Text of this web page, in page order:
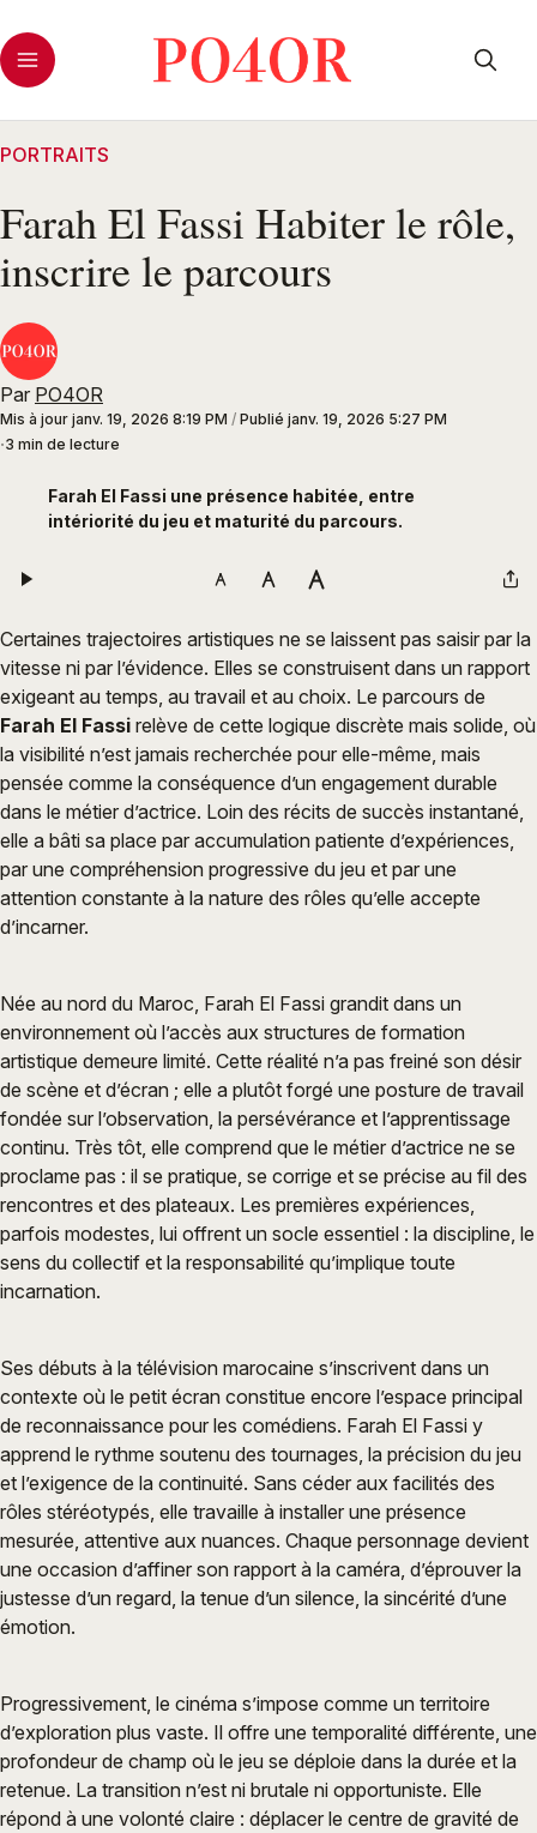
PORTRAITS
Farah El Fassi Habiter le rôle,
inscrire le parcours
Par PO4OR
Mis à jour janv. 19, 2026 8:19 PM / Publié janv. 19, 2026 5:27 PM
3 min de lecture
Farah El Fassi une présence habitée, entre
intériorité du jeu et maturité du parcours.
Certaines trajectoires artistiques ne se laissent pas saisir par la
vitesse ni par l’évidence. Elles se construisent dans un rapport
exigeant au temps, au travail et au choix. Le parcours de
Farah El Fassi relève de cette logique discrète mais solide, où
la visibilité n’est jamais recherchée pour elle-même, mais
pensée comme la conséquence d’un engagement durable
dans le métier d’actrice. Loin des récits de succès instantané,
elle a bâti sa place par accumulation patiente d’expériences,
par une compréhension progressive du jeu et par une
attention constante à la nature des rôles qu’elle accepte
d’incarner.
Née au nord du Maroc, Farah El Fassi grandit dans un
environnement où l’accès aux structures de formation
artistique demeure limité. Cette réalité n’a pas freiné son désir
de scène et d’écran ; elle a plutôt forgé une posture de travail
fondée sur l’observation, la persévérance et l’apprentissage
continu. Très tôt, elle comprend que le métier d’actrice ne se
proclame pas : il se pratique, se corrige et se précise au fil des
rencontres et des plateaux. Les premières expériences,
parfois modestes, lui offrent un socle essentiel : la discipline, le
sens du collectif et la responsabilité qu’implique toute
incarnation.
Ses débuts à la télévision marocaine s’inscrivent dans un
contexte où le petit écran constitue encore l’espace principal
de reconnaissance pour les comédiens. Farah El Fassi y
apprend le rythme soutenu des tournages, la précision du jeu
et l’exigence de la continuité. Sans céder aux facilités des
rôles stéréotypés, elle travaille à installer une présence
mesurée, attentive aux nuances. Chaque personnage devient
une occasion d’affiner son rapport à la caméra, d’éprouver la
justesse d’un regard, la tenue d’un silence, la sincérité d’une
émotion.
Progressivement, le cinéma s’impose comme un territoire
d’exploration plus vaste. Il offre une temporalité différente, une
profondeur de champ où le jeu se déploie dans la durée et la
retenue. La transition n’est ni brutale ni opportuniste. Elle
répond à une volonté claire : déplacer le centre de gravité de